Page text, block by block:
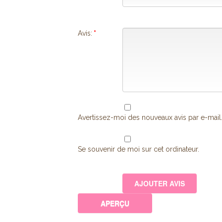
Avis: *
Avertissez-moi des nouveaux avis par e-mail.
Se souvenir de moi sur cet ordinateur.